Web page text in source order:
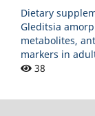
Dietary
Gleditsia
metabolites,
markers in
38